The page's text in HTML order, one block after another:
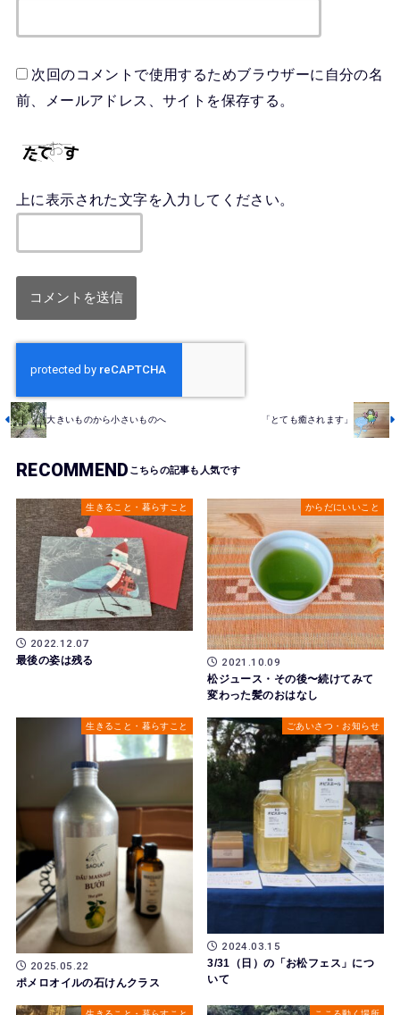
次回のコメントで使用するためブラウザーに自分の名
前、メールアドレス、サイトを保存する。
上に表示された文字を入力してください。
大きいものから小さいものへ 「とても癒されます」
RECOMMEND
生きること・暮らすこと
2022.12.07
最後の姿は残る
からだにいいこと
2021.10.09
松ジュース・その後〜続けてみて
変わった髪のおはなし
生きること・暮らすこと
2025.05.22
ポメロオイルの石けんクラス
ごあいさつ・お知らせ
2024.03.15
3/31（日）の「お松フェス」につ
いて